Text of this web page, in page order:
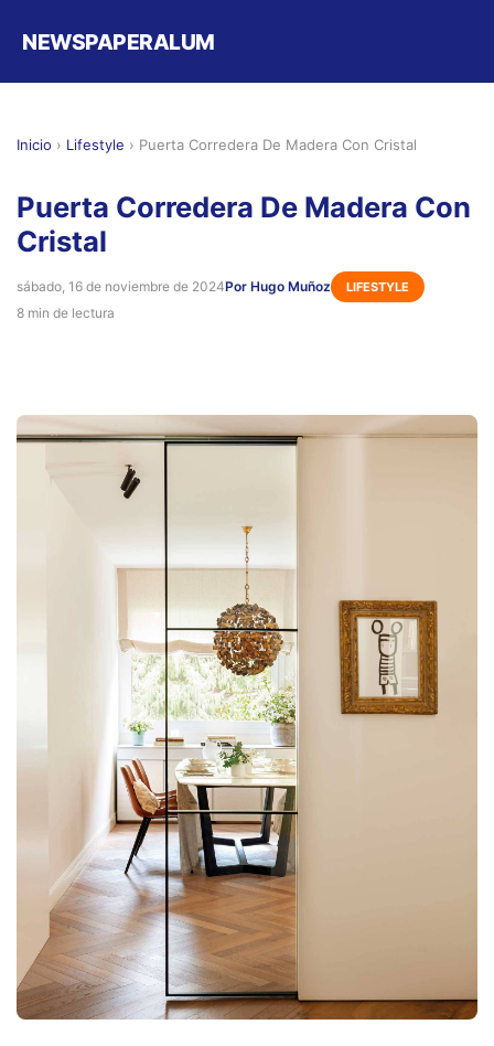
NEWSPAPERALUM
Inicio › Lifestyle › Puerta Corredera De Madera Con Cristal
Puerta Corredera De Madera Con
Cristal
sábado, 16 de noviembre de 2024Por Hugo Muñoz LIFESTYLE
8 min de lectura